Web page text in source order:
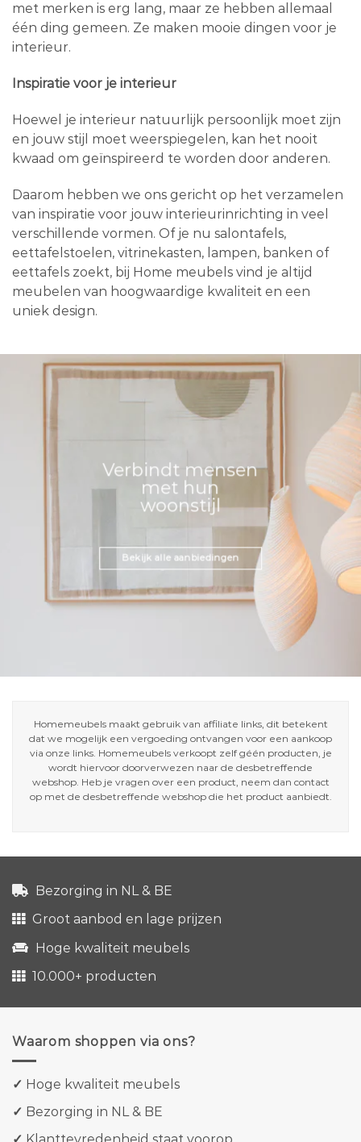
met merken is erg lang, maar ze hebben allemaal
één ding gemeen. Ze maken mooie dingen voor je
interieur.
Inspiratie voor je interieur
Hoewel je interieur natuurlijk persoonlijk moet zijn
en jouw stijl moet weerspiegelen, kan het nooit
kwaad om geïnspireerd te worden door anderen.
Daarom hebben we ons gericht op het verzamelen
van inspiratie voor jouw interieurinrichting in veel
verschillende vormen. Of je nu salontafels,
eettafelstoelen, vitrinekasten, lampen, banken of
eettafels zoekt, bij Home meubels vind je altijd
meubelen van hoogwaardige kwaliteit en een
uniek design.
Verbindt mensen
met hun
woonstijl
Bekijk alle aanbiedingen
Homemeubels maakt gebruik van affiliate links, dit betekent
dat we mogelijk een vergoeding ontvangen voor een aankoop
via onze links. Homemeubels verkoopt zelf géén producten, je
wordt hiervoor doorverwezen naar de desbetreffende
webshop. Heb je vragen over een product, neem dan contact
op met de desbetreffende webshop die het product aanbiedt.
Bezorging in NL & BE
Groot aanbod en lage prijzen
Hoge kwaliteit meubels
10.000+ producten
Waarom shoppen via ons?
✓ Hoge kwaliteit meubels
✓ Bezorging in NL & BE
✓ Klanttevredenheid staat voorop